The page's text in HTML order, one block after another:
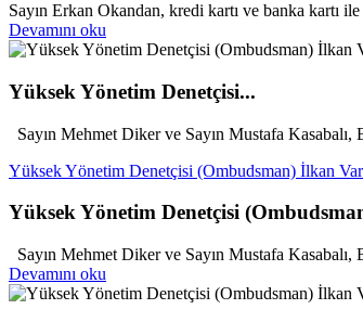
Sayın Erkan Okandan, kredi kartı ve banka kartı
Devamını oku
Yüksek Yönetim Denetçisi...
Sayın Mehmet Diker ve Sayın Mustafa
Yüksek Yönetim Denetçisi (Ombudsman) İlkan
Yüksek Yönetim Denetçisi
Sayın Mehmet Diker ve Sayın Mustafa
Devamını oku